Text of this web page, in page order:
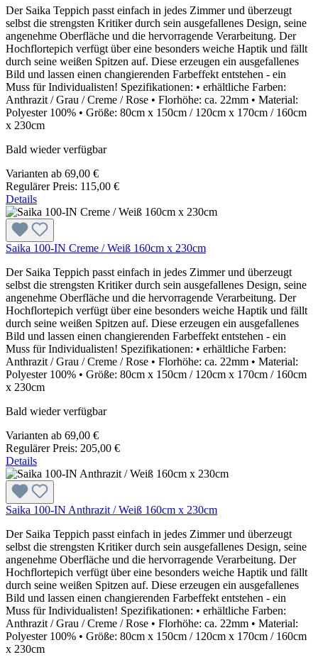
Der Saika Teppich passt einfach in jedes Zimmer und überzeugt
selbst die strengsten Kritiker durch sein ausgefallenes Design, seine
angenehme Oberfläche und die hervorragende Verarbeitung. Der
Hochflortepich verfügt über eine besonders weiche Haptik und fällt
durch seine weißen Spitzen auf. Diese erzeugen ein ausgefallenes
Bild und lassen einen changierenden Farbeffekt entstehen - ein
Muss für Individualisten! Spezifikationen: • erhältliche Farben:
Anthrazit / Grau / Creme / Rose • Florhöhe: ca. 22mm • Material:
Polyester 100% • Größe: 80cm x 150cm / 120cm x 170cm / 160cm
x 230cm
Bald wieder verfügbar
Varianten ab 69,00 €
Regulärer Preis: 115,00 €
Details
Saika 100-IN Creme / Weiß 160cm x 230cm
Der Saika Teppich passt einfach in jedes Zimmer und überzeugt
selbst die strengsten Kritiker durch sein ausgefallenes Design, seine
angenehme Oberfläche und die hervorragende Verarbeitung. Der
Hochflortepich verfügt über eine besonders weiche Haptik und fällt
durch seine weißen Spitzen auf. Diese erzeugen ein ausgefallenes
Bild und lassen einen changierenden Farbeffekt entstehen - ein
Muss für Individualisten! Spezifikationen: • erhältliche Farben:
Anthrazit / Grau / Creme / Rose • Florhöhe: ca. 22mm • Material:
Polyester 100% • Größe: 80cm x 150cm / 120cm x 170cm / 160cm
x 230cm
Bald wieder verfügbar
Varianten ab 69,00 €
Regulärer Preis: 205,00 €
Details
Saika 100-IN Anthrazit / Weiß 160cm x 230cm
Der Saika Teppich passt einfach in jedes Zimmer und überzeugt
selbst die strengsten Kritiker durch sein ausgefallenes Design, seine
angenehme Oberfläche und die hervorragende Verarbeitung. Der
Hochflortepich verfügt über eine besonders weiche Haptik und fällt
durch seine weißen Spitzen auf. Diese erzeugen ein ausgefallenes
Bild und lassen einen changierenden Farbeffekt entstehen - ein
Muss für Individualisten! Spezifikationen: • erhältliche Farben:
Anthrazit / Grau / Creme / Rose • Florhöhe: ca. 22mm • Material:
Polyester 100% • Größe: 80cm x 150cm / 120cm x 170cm / 160cm
x 230cm